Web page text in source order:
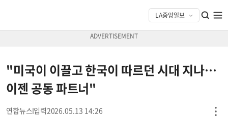
"미국이 이끌고 한국이 따르던 시대 지나…
이젠 공동 파트너"
연합뉴스 2026.05.13 14:26